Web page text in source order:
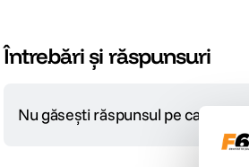
Întrebări și răspunsuri
Nu găsești răspunsul pe care îl